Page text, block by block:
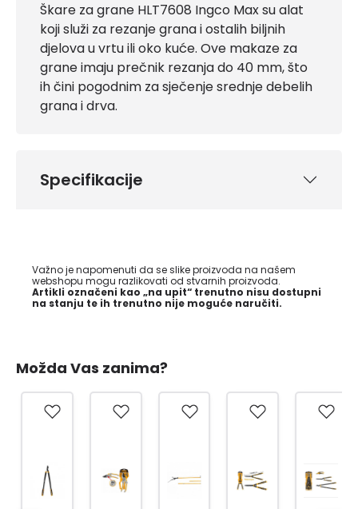
Škare za grane HLT7608 Ingco Max su alat
koji služi za rezanje grana i ostalih biljnih
djelova u vrtu ili oko kuće. Ove makaze za
grane imaju prečnik rezanja do 40 mm, što
ih čini pogodnim za sječenje srednje debelih
grana i drva.
Specifikacije
Važno je napomenuti da se slike proizvoda na našem
webshopu mogu razlikovati od stvarnih proizvoda.
Artikli označeni kao „na upit“ trenutno nisu dostupni
na stanju te ih trenutno nije moguće naručiti.
Možda Vas zanima?